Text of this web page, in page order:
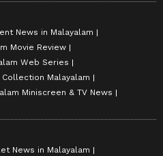
News in Malayalam
Movie Review
Web Series
Malayalam
Miniscreen & TV News
News in Malayalam